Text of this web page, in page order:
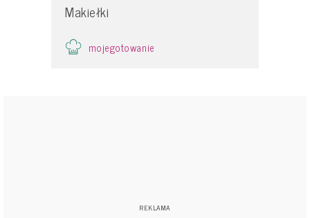
Makiełki
mojegotowanie